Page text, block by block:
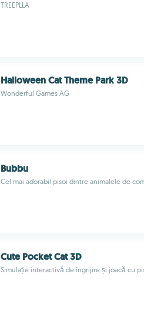
TREEPLLA
Halloween Cat Theme Park 3D
Wonderful Games AG
Bubbu
Cel mai adorabil pisoi dintre animalele de
Cute Pocket Cat 3D
Simulație interactivă de îngrijire și joacă cu